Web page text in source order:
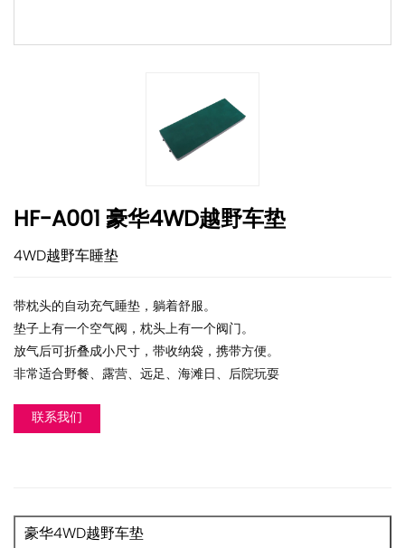
HF-A001 豪华4WD越野车垫
4WD越野车睡垫
带枕头的自动充气睡垫，躺着舒服。
垫子上有一个空气阀，枕头上有一个阀门。
放气后可折叠成小尺寸，带收纳袋，携带方便。
非常适合野餐、露营、远足、海滩日、后院玩耍
联系我们
豪华4WD越野车垫